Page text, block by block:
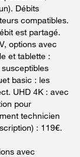
Débits
compatibles.
est partagé.
options avec
et tablette :
basic : les
UHD 4K : avec
pour
technicien
: 119€.
avec